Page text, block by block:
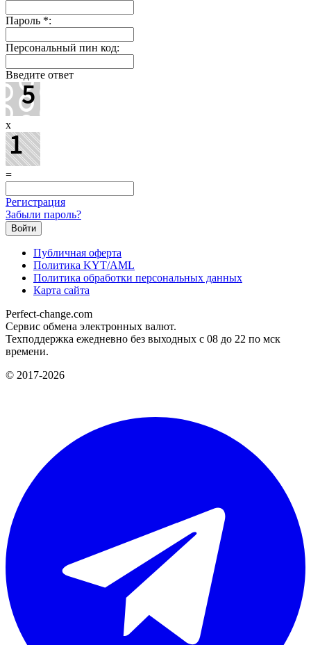
Пароль *:
Персональный пин код:
Введите ответ
x
=
Регистрация
Забыли пароль?
Публичная оферта
Политика KYT/AML
Политика обработки персональных данных
Карта сайта
Perfect-change.com
Сервис обмена электронных валют.
Техподдержка ежедневно без выходных с 08 до 22 по мск
времени.
© 2017-2026